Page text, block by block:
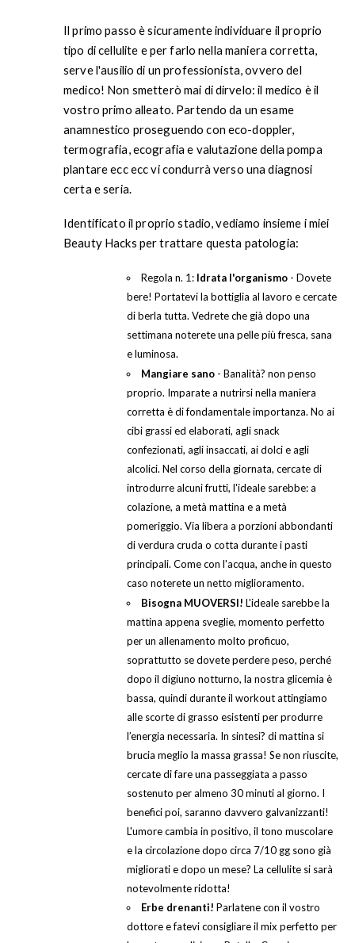
Il primo passo è sicuramente individuare il proprio
tipo di cellulite e per farlo nella maniera corretta,
serve l'ausilio di un professionista, ovvero del
medico! Non smetterò mai di dirvelo: il medico è il
vostro primo alleato. Partendo da un esame
anamnestico proseguendo con eco-doppler,
termografia, ecografia e valutazione della pompa
plantare ecc ecc vi condurrà verso una diagnosi
certa e seria.
Identificato il proprio stadio, vediamo insieme i miei
Beauty Hacks per trattare questa patologia:
Regola n. 1: Idrata l'organismo - Dovete
bere! Portatevi la bottiglia al lavoro e cercate
di berla tutta. Vedrete che già dopo una
settimana noterete una pelle più fresca, sana
e luminosa.
Mangiare sano - Banalità? non penso
proprio. Imparate a nutrirsi nella maniera
corretta è di fondamentale importanza. No ai
cibi grassi ed elaborati, agli snack
confezionati, agli insaccati, ai dolci e agli
alcolici. Nel corso della giornata, cercate di
introdurre alcuni frutti, l'ideale sarebbe: a
colazione, a metà mattina e a metà
pomeriggio. Via libera a porzioni abbondanti
di verdura cruda o cotta durante i pasti
principali. Come con l'acqua, anche in questo
caso noterete un netto miglioramento.
Bisogna MUOVERSI! L'ideale sarebbe la
mattina appena sveglie, momento perfetto
per un allenamento molto proficuo,
soprattutto se dovete perdere peso, perché
dopo il digiuno notturno, la nostra glicemia è
bassa, quindi durante il workout attingiamo
alle scorte di grasso esistenti per produrre
l’energia necessaria. In sintesi? di mattina si
brucia meglio la massa grassa! Se non riuscite,
cercate di fare una passeggiata a passo
sostenuto per almeno 30 minuti al giorno. I
benefici poi, saranno davvero galvanizzanti!
L'umore cambia in positivo, il tono muscolare
e la circolazione dopo circa 7/10 gg sono già
migliorati e dopo un mese? La cellulite si sarà
notevolmente ridotta!
Erbe drenanti! Parlatene con il vostro
dottore e fatevi consigliare il mix perfetto per